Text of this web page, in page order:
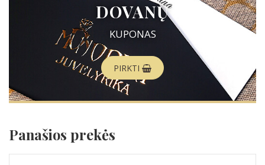
DOVANŲ
KUPONAS
PIRKTI
Panašios prekės